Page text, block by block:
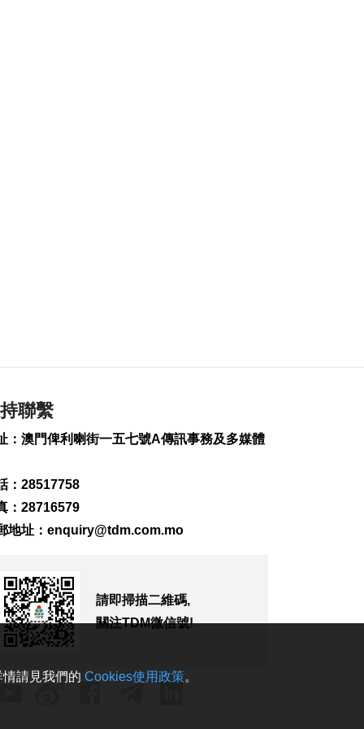
7旬翁流感重症須深切
氹仔旅大城大2巴士站
明恢復運作
松山隧道口附近爆水
管傍晚基本完成止漏
聯繫
：澳門俾利喇街一五七號A傳訊事務及多媒體
：28517758
：28716579
地址： enquiry@tdm.com.mo
請即掃描二維碼,
關注TDM微信號!
請見我們的 Cookies使用政策。